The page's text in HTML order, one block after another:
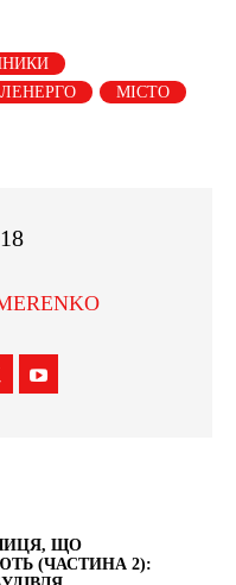
МІСТО
ЩО
(ЧАСТИНА 2):